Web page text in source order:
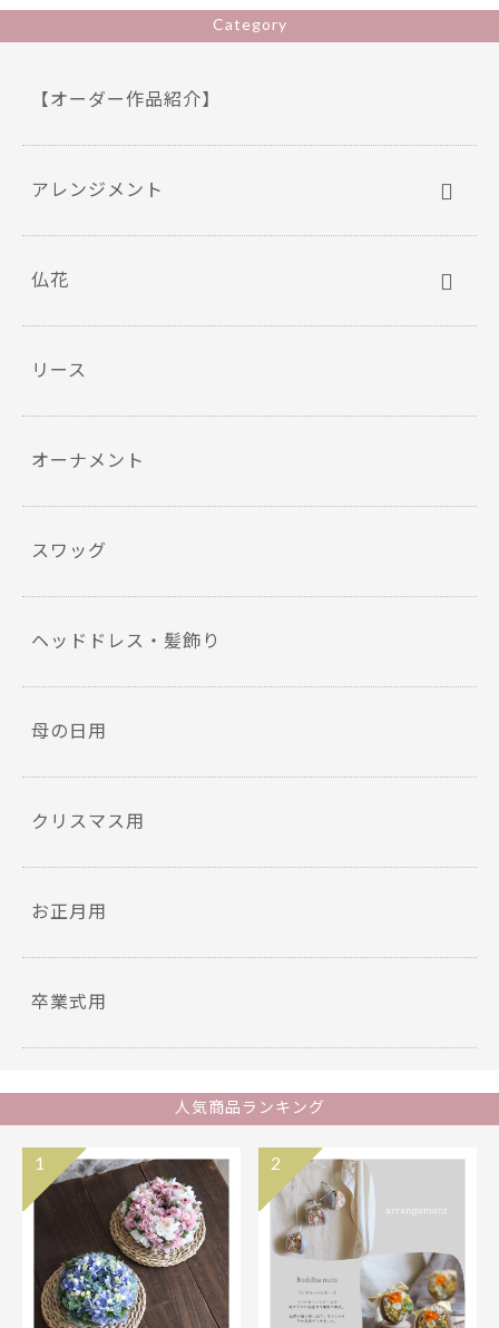
k
Category
【オーダー作品紹介】
アレンジメント
仏花
リース
オーナメント
スワッグ
ヘッドドレス・髪飾り
母の日用
クリスマス用
お正月用
卒業式用
人気商品ランキング
1 2